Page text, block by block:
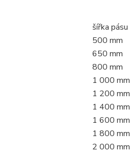
šířka pásu
500 mm
650 mm
800 mm
1 000 mm
1 200 mm
1 400 mm
1 600 mm
1 800 mm
2 000 mm